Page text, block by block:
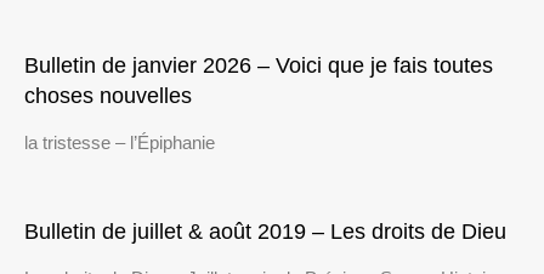
Bulletin de janvier 2026 – Voici que je fais toutes
choses nouvelles
la tristesse – l’Épiphanie
Bulletin de juillet & août 2019 – Les droits de Dieu